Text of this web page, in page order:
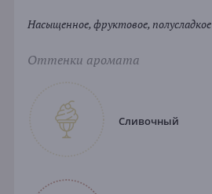
Насыщенное, фруктовое, полусладкое
Оттенки аромата
Сливочный